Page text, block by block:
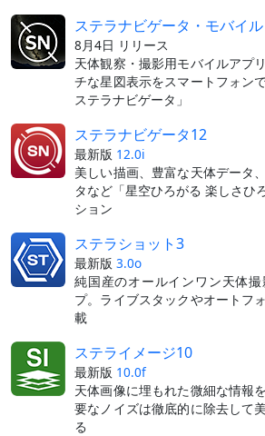
ステラナビゲータ・モバイル
8月4日 リリース
天体観察・撮影用モバイルアプ
チな星図表示をスマートフォン
ステラナビゲータ」
ステラナビゲータ12
最新版 12.0i
美しい描画、豊富な天体データ
タなど「星空ひろがる 楽しさひ
ション
ステラショット3
最新版 3.0o
純国産のオールインワン天体
プ。ライブスタックやオートフ
載
ステライメージ10
最新版 10.0f
天体画像に埋もれた微細な情報
要なノイズは徹底的に除去して
る